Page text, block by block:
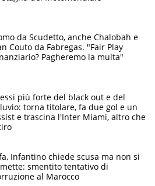
da Scudetto, anche Chalobah e
Couto da Fabregas. "Fair Play
Pagheremo la multa"
più forte del black out e del
torna titolare, fa due gol e un
e trascina l'Inter Miami, altro che
Infantino chiede scusa ma non si
smentito tentativo di
al Marocco